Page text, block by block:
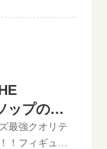
定が可能で
情報
申し込みフォ
送料無料の宅
詰めて、送る
りたいものが
どこからでも
数料など全て
金額が分かりま
価格表の更新
いた買取査定
すのでご安心
在の買取価格
この
格はコチラか
ップの買
最強クオリテ
！フィギュア